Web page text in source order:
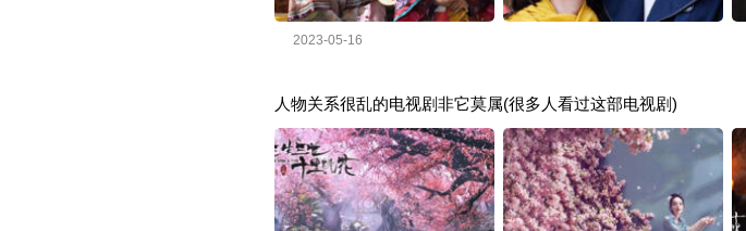
2023-05-16
人物关系很乱的电视剧非它莫属(很多人看过这部电视剧)